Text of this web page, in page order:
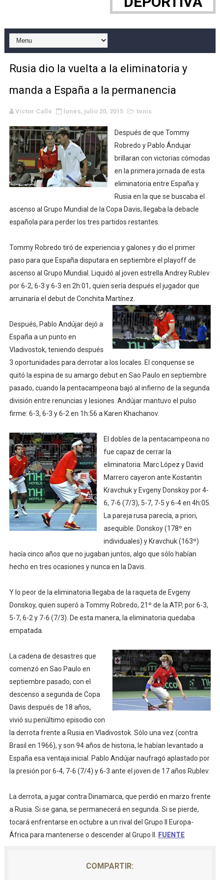
EFA y AFLE 2026 - Regular season
Grandes éxitos por fin para Chelsea Green, Chad
Campeonato de Europa de MTB 2026 (Monteceneri,
Mundial de esgrima 2026 (Hong Kong) - La delegación
Raquel Rodriguez es la nueva monarca
Athletes Unlimited Softball League 2026 - Las Utah
Mundial de piragüismo slalom 2026 (Oklahoma City,
Mundial de Fórmula 1 2026 - Lando Norris consigue
Copa del Mundo femenina 2026 - Estados Unidos
Campeonato de Europa de saltos 2026 (París,
Campeonato de Europa de natación artística 2026
Rusia dio la vuelta a la eliminatoria y
manda a España a la permanencia
Víctor Calle lunes, julio 20, 2015 tenis
Después de que Tommy
Robredo y Pablo Ándujar
brillaran con victorias cómodas
en la primera jornada de esta
eliminatoria entre España y
Rusia en la que se buscaba el
ascenso al Grupo Mundial de la Copa Davis, llegaba la debacle
española para perder los tres partidos restantes.
Tommy Robredo tiró de experiencia y galones y dio el primer
paso para que España disputara en septiembre el playoff de
ascenso al Grupo Mundial. Liquidó al joven estrella Andrey Rublev
por 6-2, 6-3 y 6-3 en 2h:01, quien sería después el jugador que
arruinaría el debut de Conchita Martínez.
Después, Pablo Andújar dejó a
España a un punto en
Vladivostok, teniendo después
3 oportunidades para derrotar a los locales. El conquense se
quitó la espina de su amargo debut en Sao Paulo en septiembre
pasado, cuando la pentacampeona bajó al infierno de la segunda
división entre renuncias y lesiones. Andújar mantuvo el pulso
firme: 6-3, 6-3 y 6-2 en 1h:56 a Karen Khachanov.
El dobles de la pentacampeona no
fue capaz de cerrar la
eliminatoria. Marc López y David
Marrero cayeron ante Kostantin
Kravchuk y Evgeny Donskoy por 4-
6, 7-6 (7/3), 5-7, 7-5 y 6-4 en 4h:05.
La pareja rusa parecía, a priori,
asequible. Donskoy (178º en
individuales) y Kravchuk (163º)
hacía cinco años que no jugaban juntos, algo que sólo habían
hecho en tres ocasiones y nunca en la Davis.
Y lo peor de la eliminatoria llegaba de la raqueta de Evgeny
Donskoy, quien superó a Tommy Robredo, 21º de la ATP, por 6-3,
5-7, 6-2 y 7-6 (7/3). De esta manera, la eliminatoria quedaba
empatada.
La cadena de desastres que
comenzó en Sao Paulo en
septiembre pasado, con el
descenso a segunda de Copa
Davis después de 18 años,
vivió su penúltimo episodio con
la derrota frente a Rusia en Vladivostok. Sólo una vez (contra
Brasil en 1966), y son 94 años de historia, le habían levantado a
España esa ventaja inicial. Pablo Andújar naufragó aplastado por
la presión por 6-4, 7-6 (7/4) y 6-3 ante el joven de 17 años Rublev.
La derrota, a jugar contra Dinamarca, que perdió en marzo frente
a Rusia. Si se gana, se permanecerá en segunda. Si se pierde,
tocará enfrentarse en octubre a un rival del Grupo II Europa-
África para mantenerse o descender al Grupo II.
FUENTE
COMPARTIR: